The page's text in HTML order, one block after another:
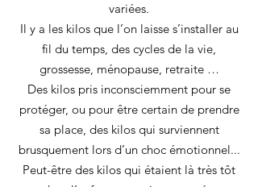
variées.
Il y a les kilos que l’on laisse s’installer au
fil du temps, des cycles de la vie,
grossesse, ménopause, retraite …
Des kilos pris inconsciemment pour se
protéger, ou pour être certain de prendre
sa place, des kilos qui surviennent
brusquement lors d’un choc émotionnel...
Peut-être des kilos qui étaient là très tôt